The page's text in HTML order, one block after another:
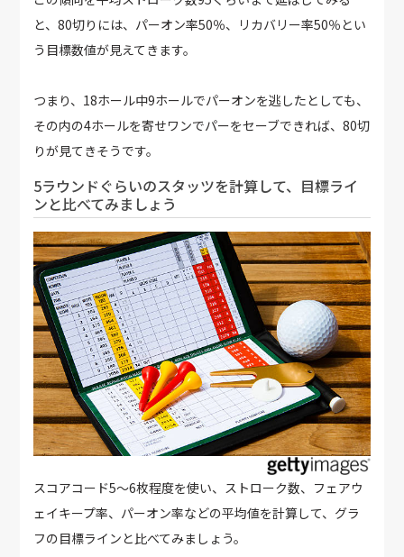
と、80切りには、パーオン率50％、リカバリー率50％とい
う目標数値が見えてきます。
つまり、18ホール中9ホールでパーオンを逃したとしても、
その内の4ホールを寄せワンでパーをセーブできれば、80切
りが見てきそうです。
5ラウンドぐらいのスタッツを計算して、目標ライ
ンと比べてみましょう
スコアコード5～6枚程度を使い、ストローク数、フェアウ
ェイキープ率、パーオン率などの平均値を計算して、グラ
フの目標ラインと比べてみましょう。